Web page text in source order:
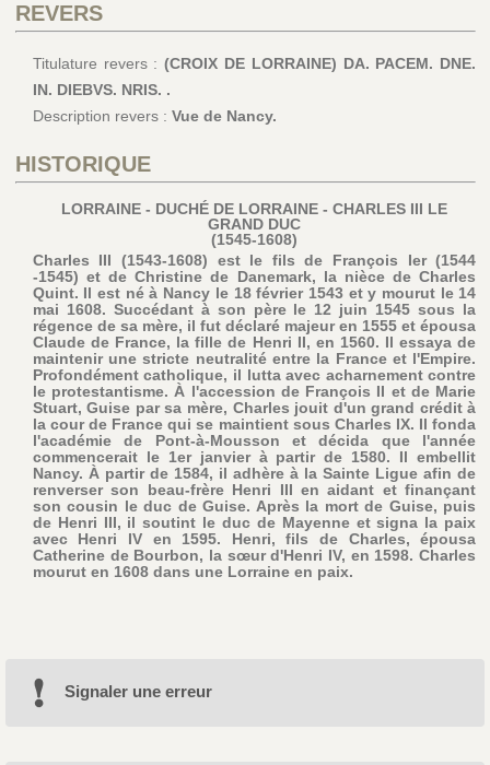
REVERS
Titulature revers :(CROIX DE LORRAINE) DA. PACEM. DNE.
IN. DIEBVS. NRIS. .
Description revers : Vue de Nancy.
HISTORIQUE
LORRAINE - DUCHÉ DE LORRAINE - CHARLES III LE
GRAND DUC
(1545-1608)
Charles III (1543-1608) est le fils de François Ier (1544
-1545) et de Christine de Danemark, la nièce de Charles
Quint. Il est né à Nancy le 18 février 1543 et y mourut le 14
mai 1608. Succédant à son père le 12 juin 1545 sous la
régence de sa mère, il fut déclaré majeur en 1555 et épousa
Claude de France, la fille de Henri II, en 1560. Il essaya de
maintenir une stricte neutralité entre la France et l'Empire.
Profondément catholique, il lutta avec acharnement contre
le protestantisme. À l'accession de François II et de Marie
Stuart, Guise par sa mère, Charles jouit d'un grand crédit à
la cour de France qui se maintient sous Charles IX. Il fonda
l'académie de Pont-à-Mousson et décida que l'année
commencerait le 1er janvier à partir de 1580. Il embellit
Nancy. À partir de 1584, il adhère à la Sainte Ligue afin de
renverser son beau-frère Henri III en aidant et finançant
son cousin le duc de Guise. Après la mort de Guise, puis
de Henri III, il soutint le duc de Mayenne et signa la paix
avec Henri IV en 1595. Henri, fils de Charles, épousa
Catherine de Bourbon, la sœur d'Henri IV, en 1598. Charles
mourut en 1608 dans une Lorraine en paix.
Signaler une erreur